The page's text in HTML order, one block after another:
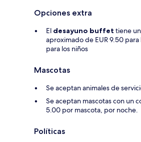
Opciones extra
El desayuno buffet tiene
aproximado de EUR 9.50 para
para los niños
Mascotas
Se aceptan animales de
Se aceptan mascotas con un
5.00 por mascota, por noche.
Políticas